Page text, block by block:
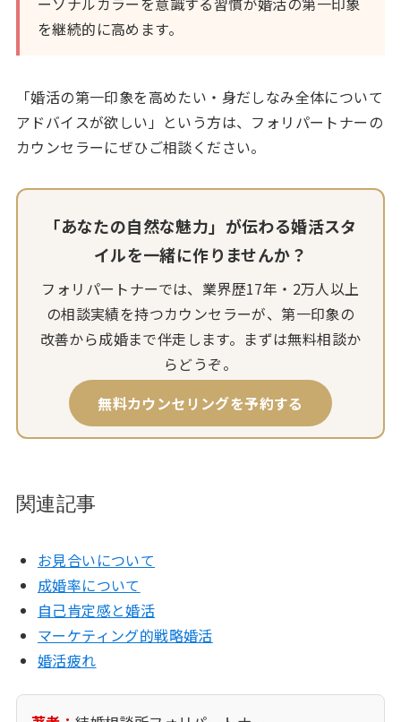
を継続的に高めます。
「婚活の第一印象を高めたい・身だしなみ全体について
アドバイスが欲しい」という方は、フォリパートナーの
カウンセラーにぜひご相談ください。
「あなたの自然な魅力」が伝わる婚活スタ
イルを一緒に作りませんか？
フォリパートナーでは、業界歴17年・2万人以上
の相談実績を持つカウンセラーが、第一印象の
改善から成婚まで伴走します。まずは無料相談か
らどうぞ。
無料カウンセリングを予約する
関連記事
お見合いについて
成婚率について
自己肯定感と婚活
マーケティング的戦略婚活
婚活疲れ